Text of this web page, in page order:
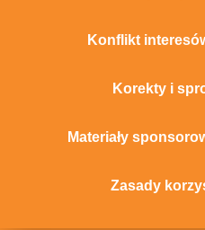
Konflikt
Korekty i
Materiały
Zasady